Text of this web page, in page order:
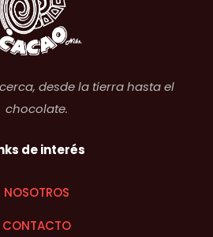
desde la tierra hasta el
chocolate.
de interés
NOSOTROS
CONTACTO